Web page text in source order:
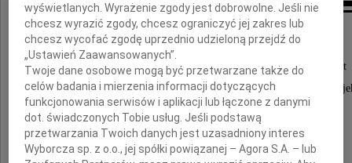
W dniu 11 września 2024 roku w wieku 92 lat
zmarł ukochany Tata, Dziadek, Pradziadek,
wyświetlanych. Wyrażenie zgody jest dobrowolne. Jeśli nie
chcesz wyrazić zgody, chcesz ograniczyć jej zakres lub
chcesz wycofać zgodę uprzednio udzieloną przejdź do
„Ustawień Zaawansowanych”.
Twoje dane osobowe mogą być przetwarzane także do
celów badania i mierzenia informacji dotyczących
funkcjonowania serwisów i aplikacji lub łączone z danymi
dot. świadczonych Tobie usług. Jeśli podstawą
przetwarzania Twoich danych jest uzasadniony interes
Wyborcza sp. z o.o., jej spółki powiązanej – Agora S.A. – lub